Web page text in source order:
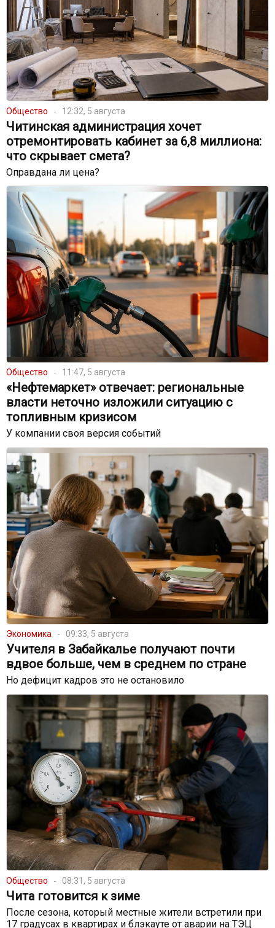
Общество 12:32, 5 августа
Читинская администрация хочет
отремонтировать кабинет за 6,8 миллиона:
что скрывает смета?
Оправдана ли цена?
Общество 11:47, 5 августа
«Нефтемаркет» отвечает: региональные
власти неточно изложили ситуацию с
топливным кризисом
У компании своя версия событий
Экономика 09:33, 5 августа
Учителя в Забайкалье получают почти
вдвое больше, чем в среднем по стране
Но дефицит кадров это не остановило
Общество 08:31, 5 августа
Чита готовится к зиме
После сезона, который местные жители встретили при
17 градусах в квартирах и блэкауте от аварии на ТЭЦ